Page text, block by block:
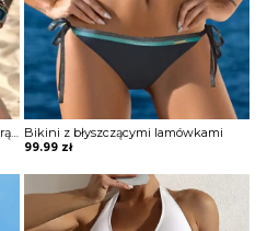
Strój kąpielowy dwuczęściowy z górą bez ramiączek Bikini z błyszczącymi lamówkami
99.99 zł